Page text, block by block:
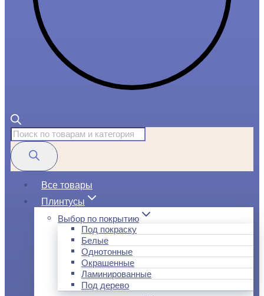
Поиск
товаров
Все товары
Плинтусы
Выбор по покрытию
Под покраску
Белые
Однотонные
Окрашенные
Ламинированные
Под дерево